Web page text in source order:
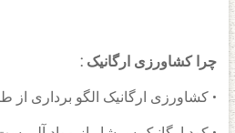
چرا کشاورزی ارگانیک :
• کشاورزی ارگانیک الگو برداری